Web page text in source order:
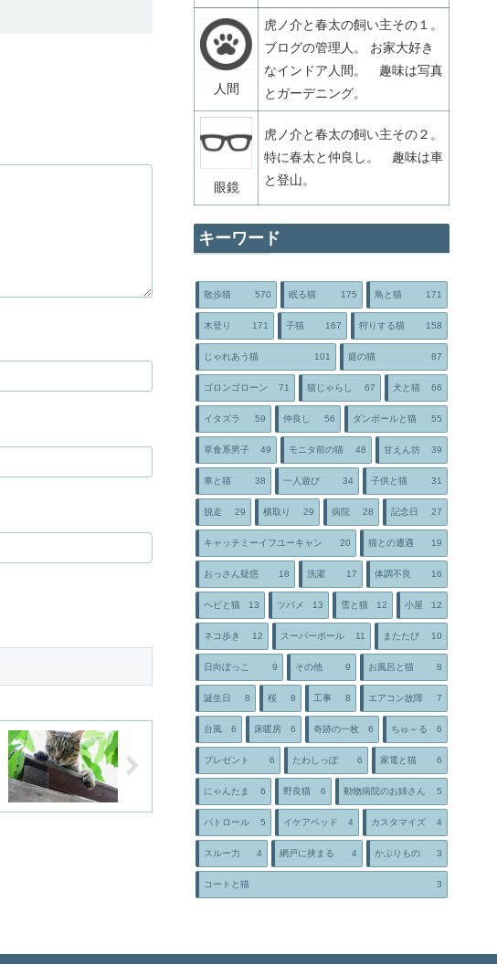
人間
虎ノ介と春太の飼い主その１。
ブログの管理人。 お家大好き
なインドア人間。 趣味は写真
とガーデニング。
眼鏡
虎ノ介と春太の飼い主その２。
特に春太と仲良し。 趣味は車
と登山。
キーワード
散歩猫 570 眠る猫 175 鳥と猫 171
木登り 171 子猫 167 狩りする猫 158
じゃれあう猫 101 庭の猫 87
ゴロンゴローン 71 猫じゃらし 67 犬と猫 66
イタズラ 59 仲良し 56 ダンボールと猫 55
草食系男子 49 モニタ前の猫 48 甘えん坊 39
車と猫 38 一人遊び 34 子供と猫 31
脱走 29 横取り 29 病院 28 記念日 27
キャッチミーイフユーキャン 20 猫との遭遇 19
おっさん疑惑 18 洗濯 17 体調不良 16
ヘビと猫 13 ツバメ 13 雪と猫 12 小屋 12
ネコ歩き 12 スーパーボール 11 またたび 10
日向ぼっこ 9 その他 9 お風呂と猫 8
誕生日 8 桜 8 工事 8 エアコン故障 7
台風 6 床暖房 6 奇跡の一枚 6 ちゅ～る 6
プレゼント 6 たわしっぽ 6 家電と猫 6
にゃんたま 6 野良猫 6 動物病院のお姉さん 5
パトロール 5 イケアベッド 4 カスタマイズ 4
スルー力 4 網戸に挟まる 4 かぶりもの 3
コートと猫 3